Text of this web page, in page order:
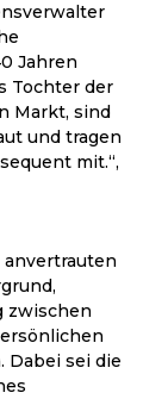
Jahren
Tochter der
Markt, sind
und tragen
mit.“,
zwischen
sei die